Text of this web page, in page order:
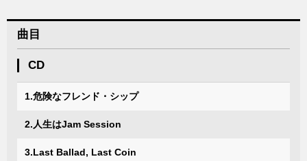
曲目
CD
1.危険なフレンド・シップ
2.人生はJam Session
3.Last Ballad, Last Coin